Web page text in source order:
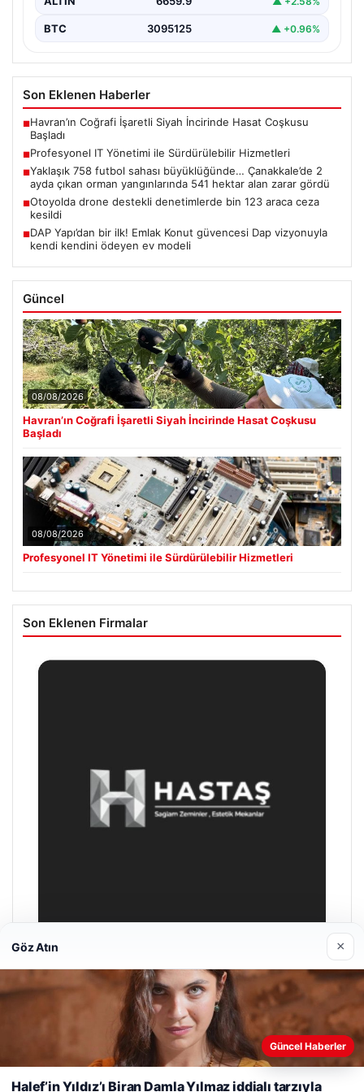
BTC 3095125 ▲ +0.96%
Son Eklenen Haberler
■Havran’ın Coğrafi İşaretli Siyah İncirinde Hasat Coşkusu
Başladı
■Profesyonel IT Yönetimi ile Sürdürülebilir Hizmetleri
■Yaklaşık 758 futbol sahası büyüklüğünde… Çanakkale’de 2
ayda çıkan orman yangınlarında 541 hektar alan zarar gördü
■Otoyolda drone destekli denetimlerde bin 123 araca ceza
kesildi
■DAP Yapı’dan bir ilk! Emlak Konut güvencesi Dap vizyonuyla
kendi kendini ödeyen ev modeli
Güncel
08/08/2026
Havran’ın Coğrafi İşaretli Siyah İncirinde Hasat Coşkusu
Başladı
08/08/2026
Profesyonel IT Yönetimi ile Sürdürülebilir Hizmetleri
Son Eklenen Firmalar
Enes Kaplan Avukatlık Bürosu
28/04/2026
Web sitemizi nasıl kullandığınızı daha iyi anlayabilmek,
deneyiminizi kişiselleştirmek ve geliştirmek amacıyla çerezler
kullanıyoruz. Çerez Politikamız
Göz Atın ×
Güncel Haberler
Halef’in Yıldız’ı Biran Damla Yılmaz iddialı tarzıyla